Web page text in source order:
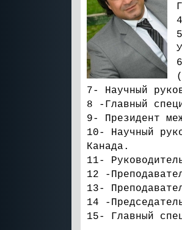
7- Научный
8 -Главный
9- Президент
10- Научный
Канада.
11-
12 -
13-
14 -
15- Главный